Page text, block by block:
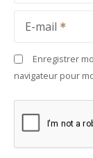
E-mail
Enregistrer
navigateur pour